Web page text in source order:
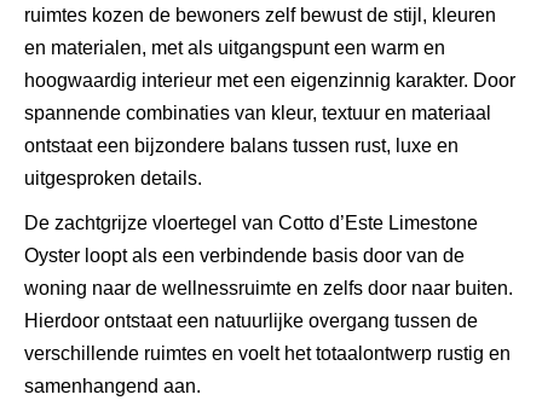
ruimtes kozen de bewoners zelf bewust de stijl, kleuren
en materialen, met als uitgangspunt een warm en
hoogwaardig interieur met een eigenzinnig karakter. Door
spannende combinaties van kleur, textuur en materiaal
ontstaat een bijzondere balans tussen rust, luxe en
uitgesproken details.
De zachtgrijze vloertegel van Cotto d’Este Limestone
Oyster loopt als een verbindende basis door van de
woning naar de wellnessruimte en zelfs door naar buiten.
Hierdoor ontstaat een natuurlijke overgang tussen de
verschillende ruimtes en voelt het totaalontwerp rustig en
samenhangend aan.